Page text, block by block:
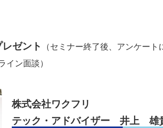
ゼント （セミナー終了後、アンケート
イン面談）
株式会社ワクフリ
テック・アドバイザー 井上